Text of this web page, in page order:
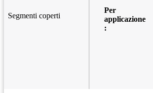
Segmenti coperti
Per
applicazione
: